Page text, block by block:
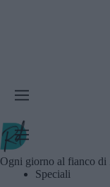
Ogni giorno al fianco di
Speciali